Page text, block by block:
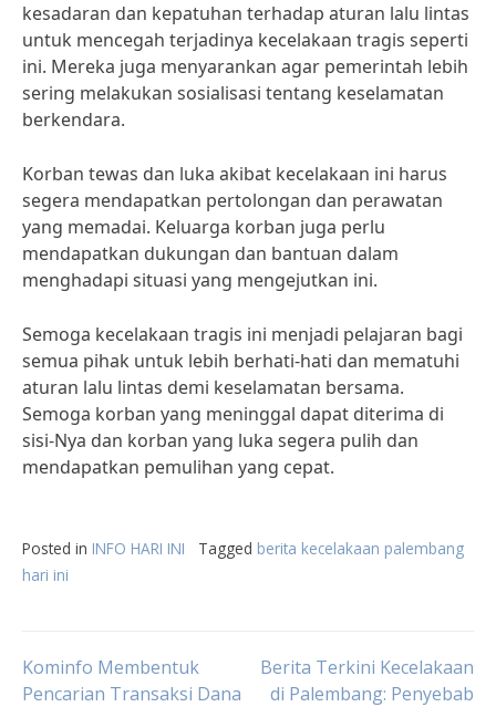
kesadaran dan kepatuhan terhadap aturan lalu lintas
untuk mencegah terjadinya kecelakaan tragis seperti
ini. Mereka juga menyarankan agar pemerintah lebih
sering melakukan sosialisasi tentang keselamatan
berkendara.
Korban tewas dan luka akibat kecelakaan ini harus
segera mendapatkan pertolongan dan perawatan
yang memadai. Keluarga korban juga perlu
mendapatkan dukungan dan bantuan dalam
menghadapi situasi yang mengejutkan ini.
Semoga kecelakaan tragis ini menjadi pelajaran bagi
semua pihak untuk lebih berhati-hati dan mematuhi
aturan lalu lintas demi keselamatan bersama.
Semoga korban yang meninggal dapat diterima di
sisi-Nya dan korban yang luka segera pulih dan
mendapatkan pemulihan yang cepat.
Posted in INFO HARI INI Tagged berita kecelakaan palembang
hari ini
Post
Kominfo Membentuk
Pencarian Transaksi Dana
Berita Terkini Kecelakaan
di Palembang: Penyebab